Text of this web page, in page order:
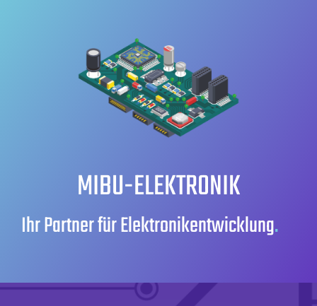
MIBU-ELEKTRONIK
Ihr Partner für Elektronikentwicklung.